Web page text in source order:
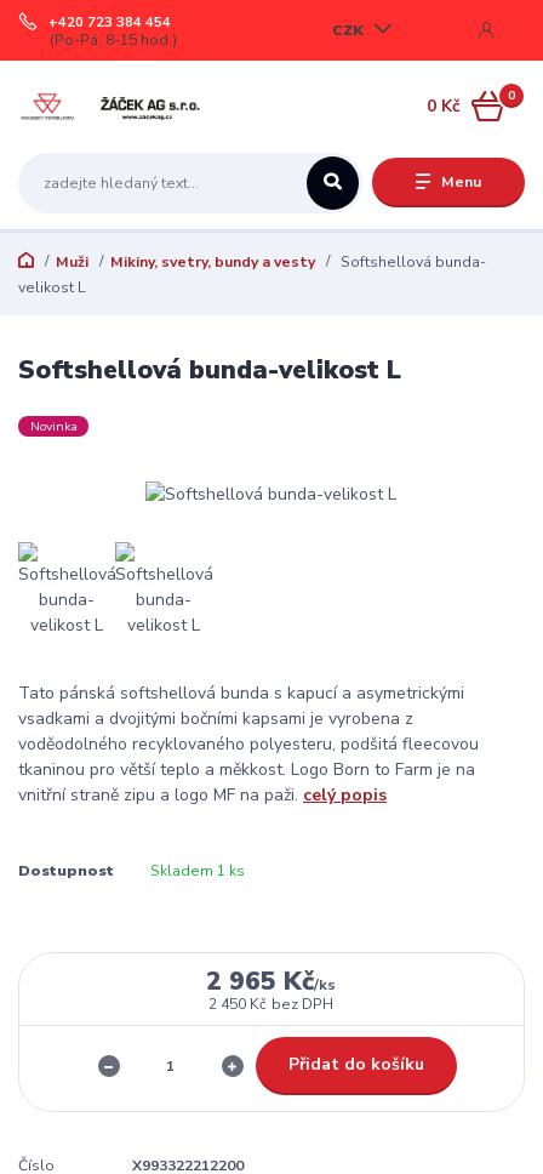
Menu
CZK
+420 723 384 454
(Po-Pá, 8-15 hod.)
0
0 Kč
Muži Mikiny, svetry, bundy a vesty
Softshellová bunda-
velikost L
Softshellová bunda-velikost L
Novinka
Tato pánská softshellová bunda s kapucí a asymetrickými
vsadkami a dvojitými bočními kapsami je vyrobena z
voděodolného recyklovaného polyesteru, podšitá fleecovou
tkaninou pro větší teplo a měkkost. Logo Born to Farm je na
vnitřní straně zipu a logo MF na paži. celý popis
Dostupnost Skladem 1 ks
2 965 Kč/ks
2 450 Kč bez DPH
Přidat do košíku
Číslo
X993322212200